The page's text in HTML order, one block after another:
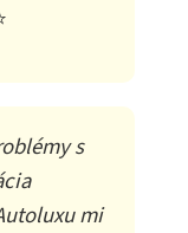
s
mi